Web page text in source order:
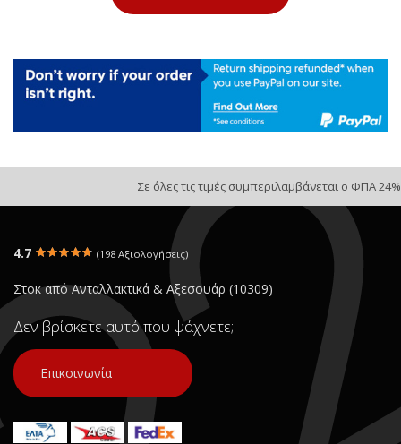
Σε όλες τις τιμές συμπεριλαμβάνεται ο ΦΠΑ 24%
4.7 (198 Αξιολογήσεις)
Στοκ από Ανταλλακτικά & Αξεσουάρ (10309)
Δεν βρίσκετε αυτό που ψάχνετε;
Επικοινωνία